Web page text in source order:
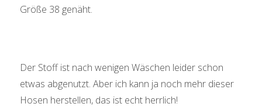
Größe 38 genäht.
Der Stoff ist nach wenigen Wäschen leider schon
etwas abgenutzt. Aber ich kann ja noch mehr dieser
Hosen herstellen, das ist echt herrlich!